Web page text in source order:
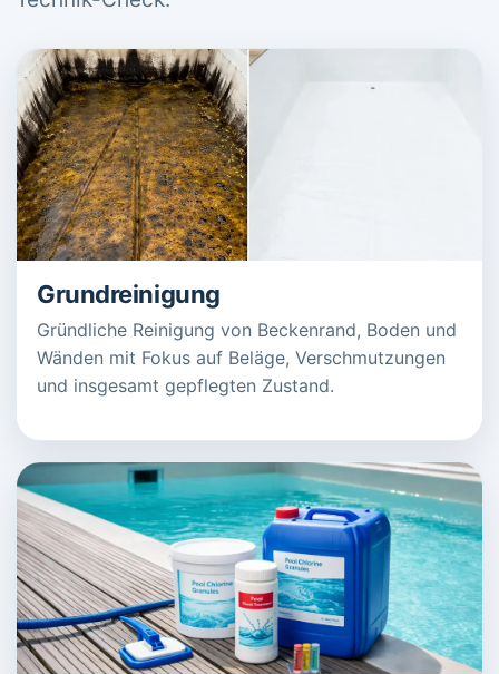
Grundreinigung
Gründliche Reinigung von Beckenrand, Boden und
Wänden mit Fokus auf Beläge, Verschmutzungen
und insgesamt gepflegten Zustand.